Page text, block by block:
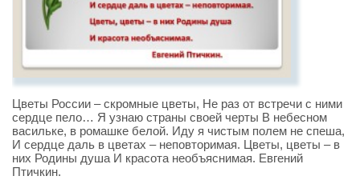
Цветы России – скромные цветы, Не раз от встречи с ними
сердце пело… Я узнаю страны своей черты В небесном
васильке, в ромашке белой. Иду я чистым полем не спеша,
И сердце даль в цветах – неповторимая. Цветы, цветы – в
них Родины душа И красота необъяснимая. Евгений
Птичкин.